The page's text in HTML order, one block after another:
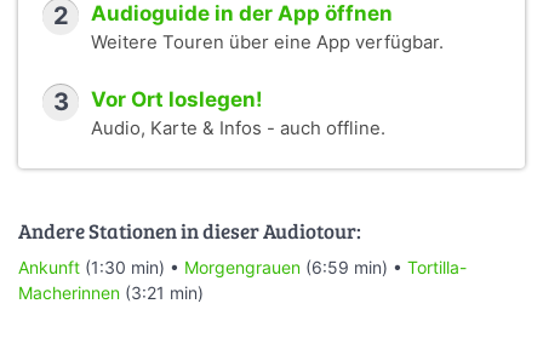
2 Audioguide in der App öffnen
Weitere Touren über eine App verfügbar.
3 Vor Ort loslegen!
Audio, Karte & Infos - auch offline.
Andere Stationen in dieser Audiotour:
Ankunft (1:30 min) • Morgengrauen (6:59 min) • Tortilla-
Macherinnen (3:21 min)